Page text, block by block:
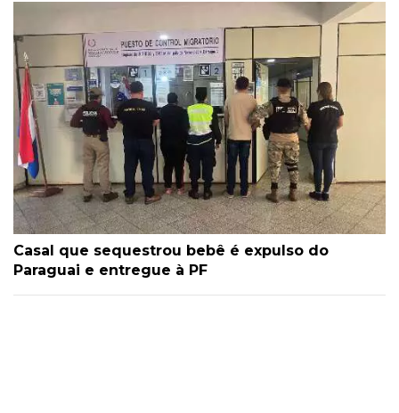
Casal que sequestrou bebê é expulso do
Paraguai e entregue à PF